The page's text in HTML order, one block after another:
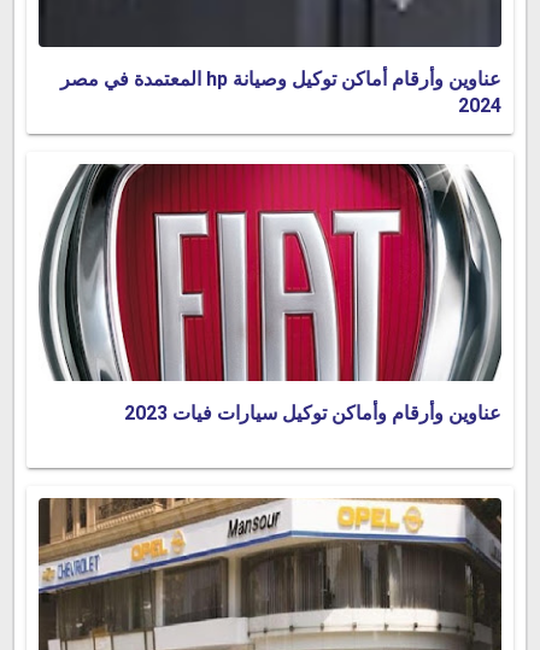
عناوين وأرقام أماكن توكيل وصيانة hp المعتمدة في مصر
2024
عناوين وأرقام وأماكن توكيل سيارات فيات 2023